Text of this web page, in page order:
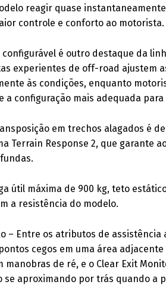
reagir quase
controle e conforto ao motorista.
configurável é outro destaque da
experientes de off-road ajustem
às condições, enquanto
a configuração mais adequada
em trechos alagados é
Terrain Response 2, que garante
útil máxima de 900 kg, teto
a resistência do modelo.
– Entre os atributos de
cegos em uma área
manobras de ré, e o Clear Exit
se aproximando por trás quando a